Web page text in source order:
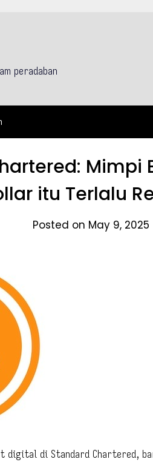
peradaban
Mimpi
itu Terlalu
Posted on May 9, 2025
digital di Standard Chartered,